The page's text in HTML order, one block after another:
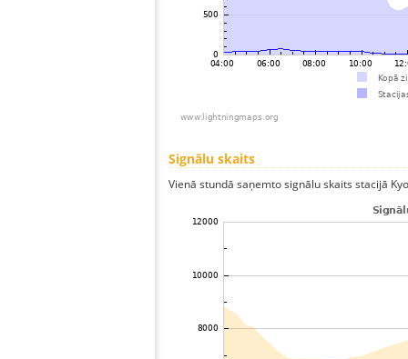
Signālu skaits
Vienā stundā saņemto signālu skaits stacijā